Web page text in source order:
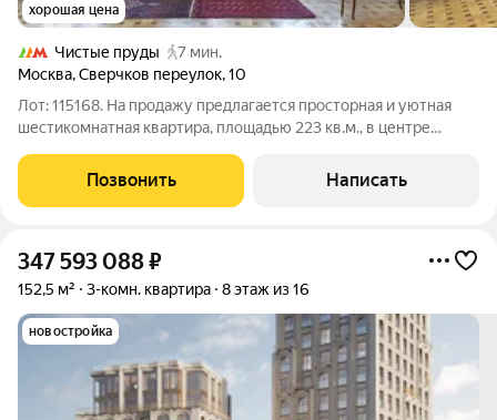
хорошая цена
Чистые пруды
7 мин.
Москва,Сверчков переулок,10
Лот: 115168. На продажу предлагается просторная и уютная
шестикомнатная квартира, площадью 223 кв.м., в центре
Функциональная планировка: гостиная, кухня-столовая,
просторная гостиная, четыре
Позвонить Написать
347 593 088₽
152,5 м² 3-комн. квартира 8 этаж из 16
новостройка